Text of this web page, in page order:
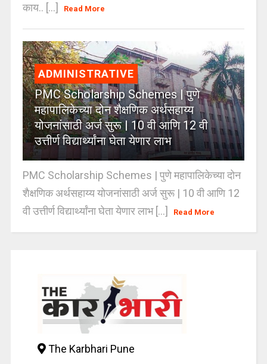
काय.. [...]
Read More
ADMINISTRATIVE
PMC Scholarship Schemes | पुणे
महापालिकेच्या दोन शैक्षणिक अर्थसहाय्य
योजनांसाठी अर्ज सुरू | 10 वी आणि 12 वी
उत्तीर्ण विद्यार्थ्यांना घेता येणार लाभ
PMC Scholarship Schemes | पुणे महापालिकेच्या दोन
शैक्षणिक अर्थसहाय्य योजनांसाठी अर्ज सुरू | 10 वी आणि 12
वी उत्तीर्ण विद्यार्थ्यांना घेता येणार लाभ [...]
Read More
The Karbhari Pune